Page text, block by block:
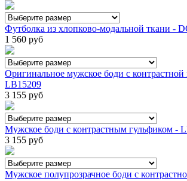
Футболка из хлопково-модальной ткани -
1 560 руб
Оригинальное мужское боди с контрастной
LB15209
3 155 руб
Мужское боди с контрастным гульфиком -
3 155 руб
Мужское полупрозрачное боди с